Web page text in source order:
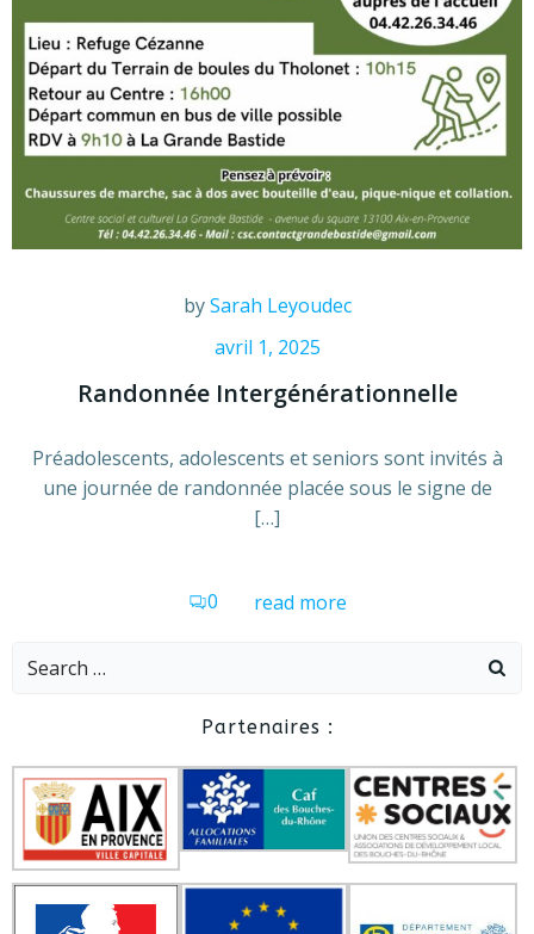
bySarah Leyoudec
avril 1, 2025
Randonnée Intergénérationnelle
Préadolescents, adolescents et seniors sont invités à
une journée de randonnée placée sous le signe de
[…]
0 read more
Search
Partenaires :